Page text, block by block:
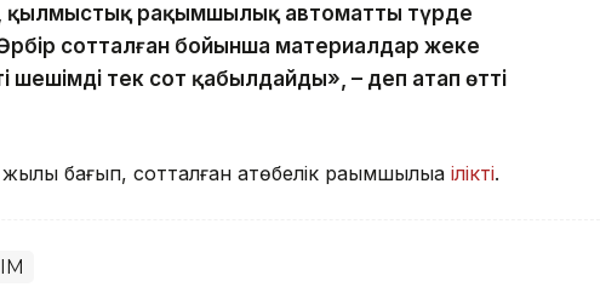
қылмыстық рақымшылық автоматты түрде
сотталған бойынша материалдар жеке
шешімді тек сот қабылдайды», – деп атап өтті
бағып, сотталған ақтөбелік рақымшылыққа ілікті.